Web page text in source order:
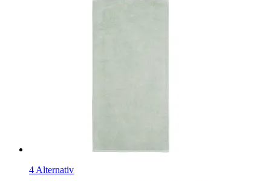
4 Alternativ